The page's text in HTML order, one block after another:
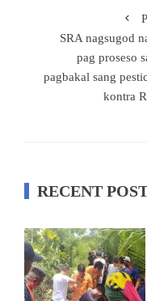
SRA nagsugod
pag proseso
pagbakal sang
kontra
RECENT